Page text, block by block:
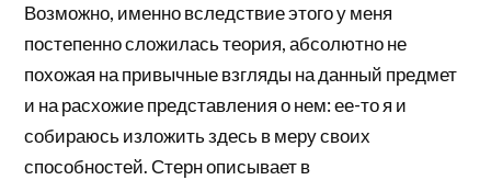
Возможно, именно вследствие этого у меня
постепенно сложилась теория, абсолютно не
похожая на привычные взгляды на данный предмет
и на расхожие представления о нем: ее-то я и
собираюсь изложить здесь в меру своих
способностей. Стерн описывает в